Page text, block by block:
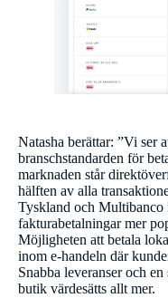
Natasha berättar: ”Vi ser
branschstandarden för
marknaden står
hälften av alla
Tyskland och
fakturabetalningar mer
Möjligheten att betala
inom e-handeln där
Snabba leveranser och
butik värdesätts allt mer.